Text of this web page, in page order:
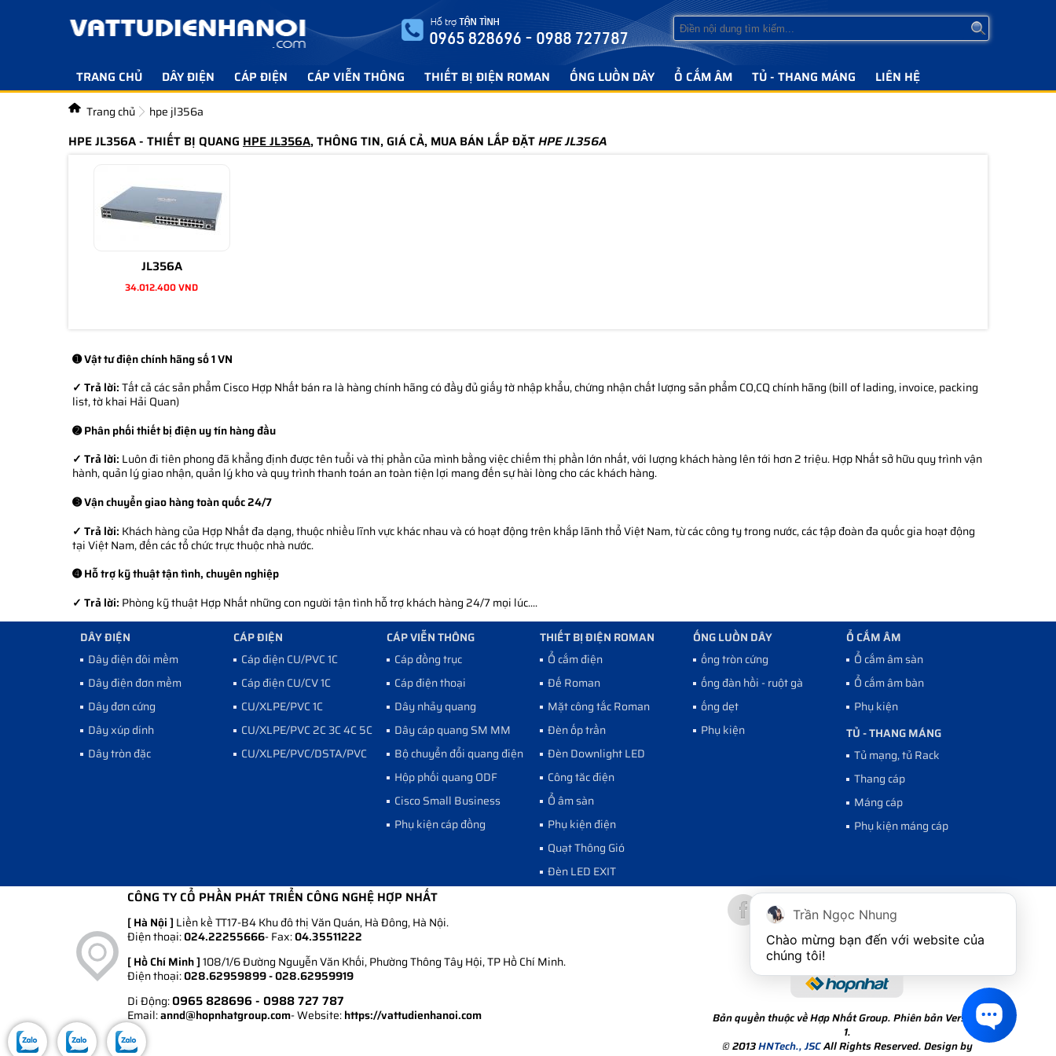
TRANG CHỦ DÂY ĐIỆN CÁP ĐIỆN CÁP VIỄN THÔNG THIẾT BỊ ĐIỆN ROMAN ỐNG LUỒN DÂY Ổ CẮM ÂM TỦ - THANG MÁNG LIÊN HỆ
Trang chủ hpe jl356a
HPE JL356A - THIẾT BỊ QUANG HPE JL356A, THÔNG TIN, GIÁ CẢ, MUA BÁN LẮP ĐẶTHPE JL356A
JL356A
34.012.400 VND
➊ Vật tư điện chính hãng số 1 VN
✓ Trả lời:Tất cả các sản phẩm Cisco Hợp Nhất bán ra là hàng chính hãng có đầy đủ giấy tờ nhập khẩu, chứng nhận chất lượng sản phẩm CO,CQ chính hãng (bill of lading, invoice, packing
list, tờ khai Hải Quan)
➋ Phân phối thiết bị điện uy tín hàng đầu
✓ Trả lời: Luôn đi tiên phong đã khẳng định được tên tuổi và thị phần của mình bằng việc chiếm thị phần lớn nhất, với lượng khách hàng lên tới hơn 2 triệu. Hợp Nhất sở hữu quy trình vận
hành, quản lý giao nhận, quản lý kho và quy trình thanh toán an toàn tiện lợi mang đến sự hài lòng cho các khách hàng.
➌ Vận chuyển giao hàng toàn quốc 24/7
✓ Trả lời: Khách hàng của Hợp Nhất đa dạng, thuộc nhiều lĩnh vực khác nhau và có hoạt động trên khắp lãnh thổ Việt Nam, từ các công ty trong nước, các tập đoàn đa quốc gia hoạt động
tại Việt Nam, đến các tổ chức trực thuộc nhà nước.
➍ Hỗ trợ kỹ thuật tận tình, chuyên nghiệp
✓ Trả lời: Phòng kỹ thuật Hợp Nhất những con người tận tình hỗ trợ khách hàng 24/7 mọi lúc....
DÂY ĐIỆN
Dây điện đôi mềm
Dây điện đơn mềm
Dây đơn cứng
Dây xúp dính
Dây tròn đặc
CÁP ĐIỆN
Cáp điện CU/PVC 1C
Cáp điện CU/CV 1C
CU/XLPE/PVC 1C
CU/XLPE/PVC 2C 3C 4C 5C
CU/XLPE/PVC/DSTA/PVC
CÁP VIỄN THÔNG
Cáp đồng trục
Cáp điện thoại
Dây nhảy quang
Dây cáp quang SM MM
Bộ chuyển đổi quang điện
Hộp phối quang ODF
Cisco Small Business
Phụ kiện cáp đồng
THIẾT BỊ ĐIỆN ROMAN
Ổ cắm điện
Đế Roman
Mặt công tắc Roman
Đèn ốp trần
Đèn Downlight LED
Công tăc điện
Ổ âm sàn
Phụ kiện điện
Quạt Thông Gió
Đèn LED EXIT
ỐNG LUỒN DÂY
ống tròn cứng
ống đàn hồi - ruột gà
ống dẹt
Phụ kiện
Ổ CẮM ÂM
Ổ cắm âm sàn
Ổ cắm âm bàn
Phụ kiện
TỦ - THANG MÁNG
Tủ mạng, tủ Rack
Thang cáp
Máng cáp
Phụ kiện máng cáp
CÔNG TY CỔ PHẦN PHÁT TRIỂN CÔNG NGHỆ HỢP NHẤT
[ Hà Nội ] Liền kề TT17-B4 Khu đô thị Văn Quán, Hà Đông, Hà Nội.
Điện thoại:024.22255666- Fax:04.35511222
[ Hồ Chí Minh ]108/1/6 Đường Nguyễn Văn Khối, Phường Thông Tây Hội, TP Hồ Chí Minh.
Điện thoại:028.62959899 - 028.62959919
Di Động:0965 828696 - 0988 727 787
Email:annd@hopnhatgroup.com- Website:https://vattudienhanoi.com
Bản quyền thuộc về Hợp Nhất Group. Phiên bản Version
1.
© 2013HNTech., JSCAll Rights Reserved. Design by
Trần Ngọc Nhung
Chào mừng bạn đến với website của
chúng tôi!